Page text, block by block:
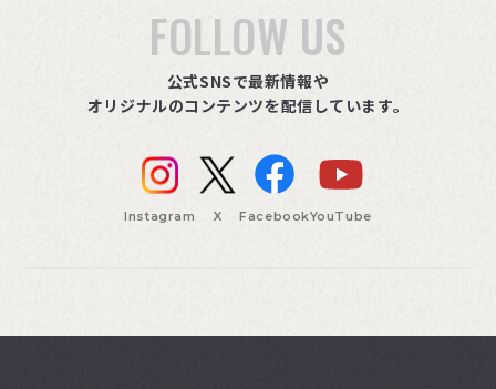
FOLLOW US
公式SNSで最新情報や
オリジナルのコンテンツを配信しています。
Instagram X FacebookYouTube